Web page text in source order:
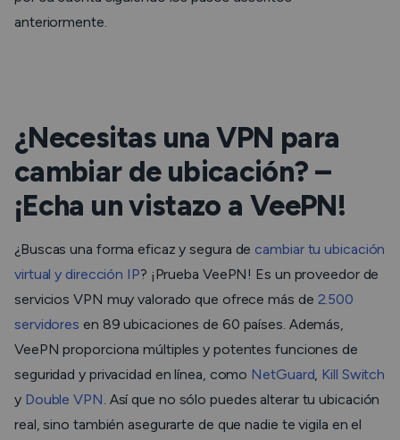
anteriormente.
¿Necesitas una VPN para
cambiar de ubicación? –
¡Echa un vistazo a VeePN!
¿Buscas una forma eficaz y segura de cambiar tu ubicación
virtual y dirección IP? ¡Prueba VeePN! Es un proveedor de
servicios VPN muy valorado que ofrece más de 2.500
servidores en 89 ubicaciones de 60 países. Además,
VeePN proporciona múltiples y potentes funciones de
seguridad y privacidad en línea, como NetGuard, Kill Switch
y Double VPN. Así que no sólo puedes alterar tu ubicación
real, sino también asegurarte de que nadie te vigila en el